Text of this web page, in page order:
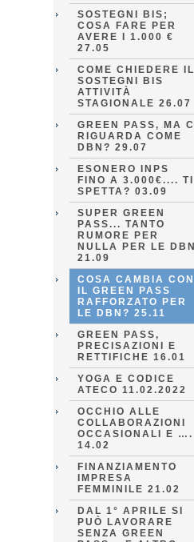
SOSTEGNI BIS;
COSA FARE PER
AVERE I 1.000 €
27.05
COME CHIEDERE IL
SOSTEGNI BIS
ATTIVITÀ
STAGIONALE 26.07
GREEN PASS, MA CI
RIGUARDA COME
DBN? 29.07
ESONERO INPS
FINO A 3.000€.... TI
SPETTA? 03.09
SUPER GREEN
PASS... TANTO
RUMORE PER
NULLA PER LE DBN
21.09
COSA CAMBIA CON
IL GREEN PASS
RAFFORZATO PER
LE DBN? 25.11
GREEN PASS,
PRECISAZIONI E
RETTIFICHE 16.01
YOGA E CODICE
ATECO 11.02.2022
OCCHIO ALLE
COLLABORAZIONI
OCCASIONALI E ….
14.02
FINANZIAMENTO
IMPRESA
FEMMINILE 21.02
DAL 1° APRILE SI
PUÒ LAVORARE
SENZA GREEN